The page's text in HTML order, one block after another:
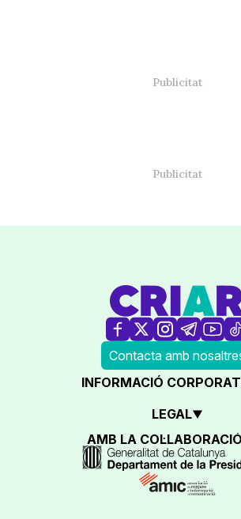
Contacta amb
INFORMACIÓ
LEGAL
AMB LA